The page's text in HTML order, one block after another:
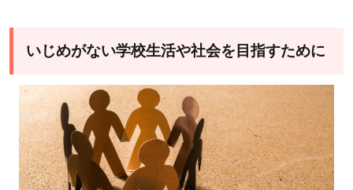
いじめがない学校生活や社会を目指すために